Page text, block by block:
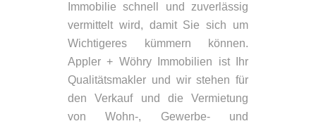
Immobilie schnell und zuverlässig
vermittelt wird, damit Sie sich um
Wichtigeres kümmern können.
Appler + Wöhry Immobilien ist Ihr
Qualitätsmakler und wir stehen für
den Verkauf und die Vermietung
von Wohn-, Gewerbe- und